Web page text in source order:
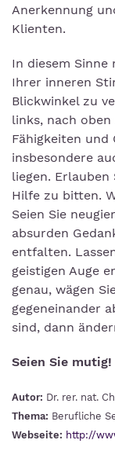
Anerkennung
Klienten.
In diesem
Ihrer inneren
Blickwinkel zu
links, nach
Fähigkeiten und
insbesondere
liegen. Erlauben
Hilfe zu bitten.
Seien Sie
absurden
entfalten.
geistigen Auge
genau, wägen
gegeneinander
sind, dann
Seien Sie mutig!
Autor: Dr. rer. nat.
Thema: Berufliche
Webseite: http://